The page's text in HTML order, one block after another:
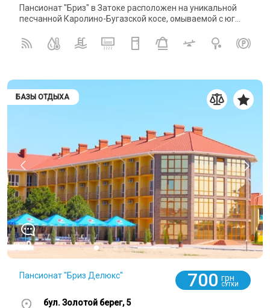
Пансионат "Бриз" в Затоке расположен на уникальной
песчанной Каролино-Бугазской косе, омываемой с юг...
БАЗЫ ОТДЫХА
0
Пансионат "Бриз Делюкс" 700 грн
СУТКИ
бул. Золотой берег, 5